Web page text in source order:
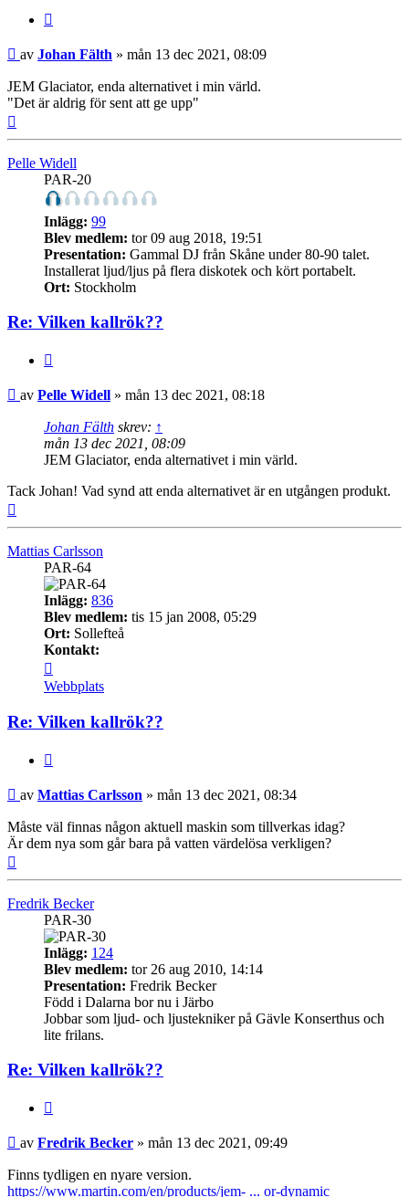
Inlägg
av Johan Fälth » mån 13 dec 2021, 08:09
JEM Glaciator, enda alternativet i min värld.
"Det är aldrig för sent att ge upp"
Pelle Widell
PAR-20
Inlägg: 99
Blev medlem: tor 09 aug 2018, 19:51
Presentation: Gammal DJ från Skåne under 80-90 talet.
Installerat ljud/ljus på flera diskotek och kört portabelt.
Ort: Stockholm
Re: Vilken kallrök??
Inlägg
av Pelle Widell » mån 13 dec 2021, 08:18
Johan Fälth skrev: ↑
mån 13 dec 2021, 08:09
JEM Glaciator, enda alternativet i min värld.
Tack Johan! Vad synd att enda alternativet är en utgången produkt.
Mattias Carlsson
PAR-64
Inlägg: 836
Blev medlem: tis 15 jan 2008, 05:29
Ort: Sollefteå
Kontakt:
Mattias
Carlsson
Webbplats
Re: Vilken kallrök??
Inlägg
av Mattias Carlsson » mån 13 dec 2021, 08:34
Måste väl finnas någon aktuell maskin som tillverkas idag?
Är dem nya som går bara på vatten värdelösa verkligen?
Fredrik Becker
PAR-30
Inlägg: 124
Blev medlem: tor 26 aug 2010, 14:14
Presentation: Fredrik Becker
Född i Dalarna bor nu i Järbo
Jobbar som ljud- och ljustekniker på Gävle Konserthus och
lite frilans.
Re: Vilken kallrök??
Inlägg
av Fredrik Becker » mån 13 dec 2021, 09:49
Finns tydligen en nyare version.
https://www.martin.com/en/products/jem- ... or-dynamic